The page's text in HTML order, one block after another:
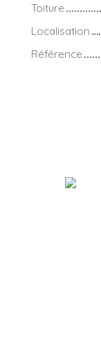
Toiture
Localisation
Référence